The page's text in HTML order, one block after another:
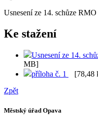
Usnesení ze 14. schůze
Ke stažení
Usnesení ze 14.
MB]
příloha č. 1
[78,48
Zpět
Městský úřad Opava